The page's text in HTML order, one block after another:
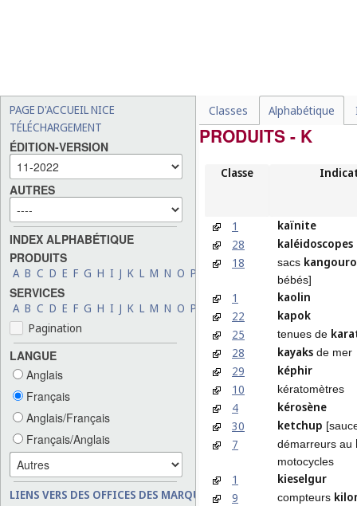
PAGE D'ACCUEIL NICE
TÉLÉCHARGEMENT
ÉDITION-VERSION
AUTRES
INDEX ALPHABÉTIQUE
PRODUITS
A B C D E F G H I J K L M N O P R S T W X Y
SERVICES
A B C D E F G H I J K L M N O P R S W Y
Pagination
LANGUE
Anglais
Français
Anglais/Français
Français/Anglais
LIENS VERS DES OFFICES DES MARQUES
Classes Alphabétique
PRODUITS - K
Classe
1
kaïnite
28
kaléidoscopes
18
sacs
bébés]
1
kaolin
22
kapok
25
tenues de
28
kayaks de mer
29
képhir
10
kératomètres
4
kérosène
30
ketchup
7 démarreurs au
motocycles
1
kieselgur
9
compteurs